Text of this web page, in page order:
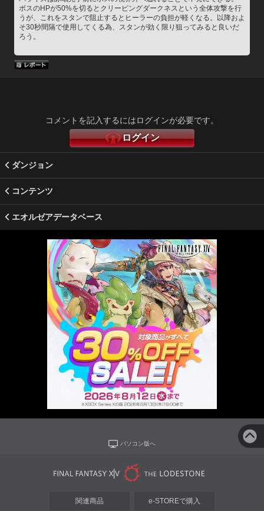
ボスのHPが50%を切るとクリーピングダークネスという全体攻撃を行
うが、これをスタンで阻止するとヒーラーの負担が軽くなる。以降およ
そ30秒間隔で使用してくる為、スタンが効く限り狙ってみると良いだ
ろう。
コメントを記入するにはログインが必要です。
ログイン
ダンジョン
コンテンツ
エオルゼアデータベース
パソコン版へ
関連商品 e-STOREで購入